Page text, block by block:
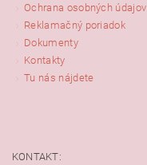
Ochrana osobných údajov
Reklamačný poriadok
Dokumenty
Kontakty
Tu nás nájdete
KONTAKT: